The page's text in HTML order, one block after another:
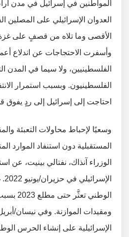
العدوان الإسرائيلي على المصلين
وأسفرت الاحتجاجات عن اندلاع
الفلسطينيين، ولا سيما في المدن
الفلسطينيون. وبسبب استمرار
احتاجت إلى إسرائيل إلى ردٍ يفوق
وسعيًا لإحباط محاولات التعبئة
المستقبلية دون استنفاد الموارد
الوزراء آنذاك، نفتالي بينيت،
الوطني
ومقيدات الموازنة. وفي نيسان/
الإسرائيلية على إنشاء الحرس